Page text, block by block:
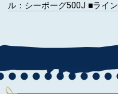
ル ：シーボーグ500J■ライン